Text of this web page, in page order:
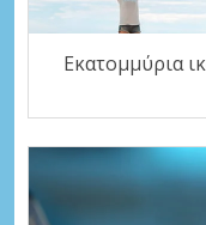
Εκατομμύρια